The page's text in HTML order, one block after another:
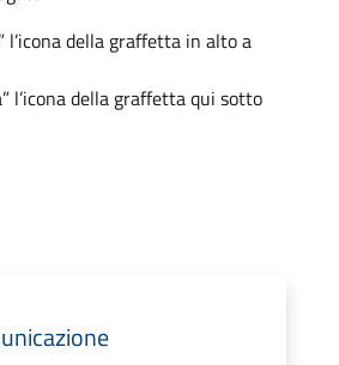
l’icona della graffetta in alto a
l’icona della graffetta qui sotto